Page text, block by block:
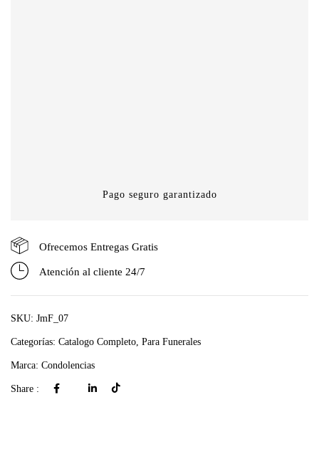
Pago seguro garantizado
Ofrecemos Entregas Gratis
Atención al cliente 24/7
SKU: JmF_07
Categorías: Catalogo Completo, Para Funerales
Marca: Condolencias
Share :